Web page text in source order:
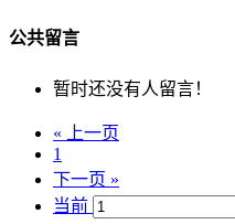
公共留言
暂时还没有人留言！
« 上一页
1
下一页 »
当前